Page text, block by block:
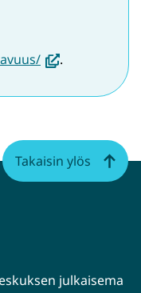
(avautuu
palveluun)
.
julkaisema
Takaisin ylös